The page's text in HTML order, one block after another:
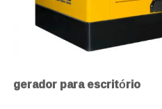
gerador para escritório